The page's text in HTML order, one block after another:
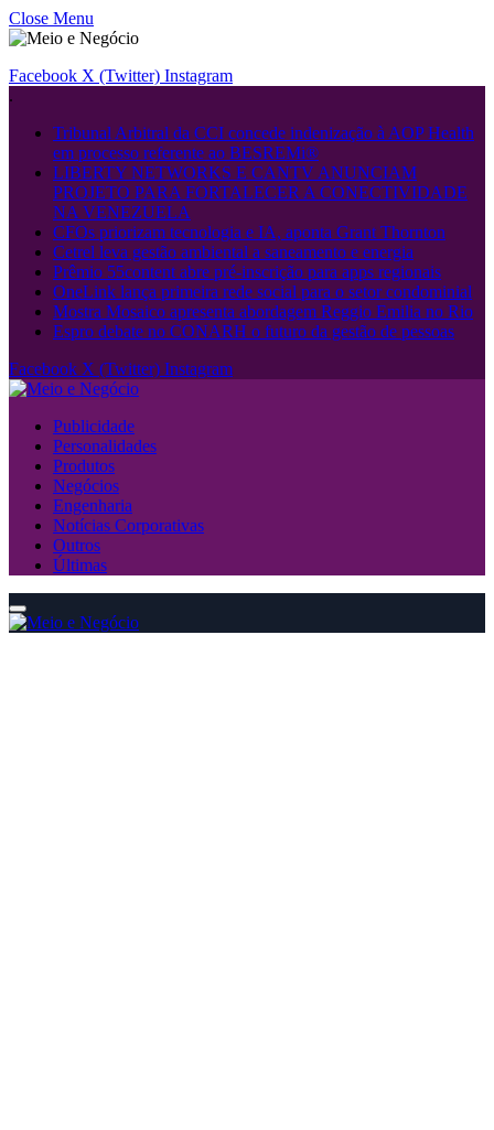
Close Menu
Facebook X (Twitter) Instagram
.
Tribunal Arbitral da CCI concede indenização à AOP Health
em processo referente ao BESREMi®
LIBERTY NETWORKS E CANTV ANUNCIAM
PROJETO PARA FORTALECER A CONECTIVIDADE
NA VENEZUELA
CFOs priorizam tecnologia e IA, aponta Grant Thornton
Cetrel leva gestão ambiental a saneamento e energia
Prêmio 55content abre pré-inscrição para apps regionais
OneLink lança primeira rede social para o setor condominial
Mostra Mosaico apresenta abordagem Reggio Emilia no Rio
Espro debate no CONARH o futuro da gestão de pessoas
Facebook X (Twitter) Instagram
Publicidade
Personalidades
Produtos
Negócios
Engenharia
Notícias Corporativas
Outros
Últimas